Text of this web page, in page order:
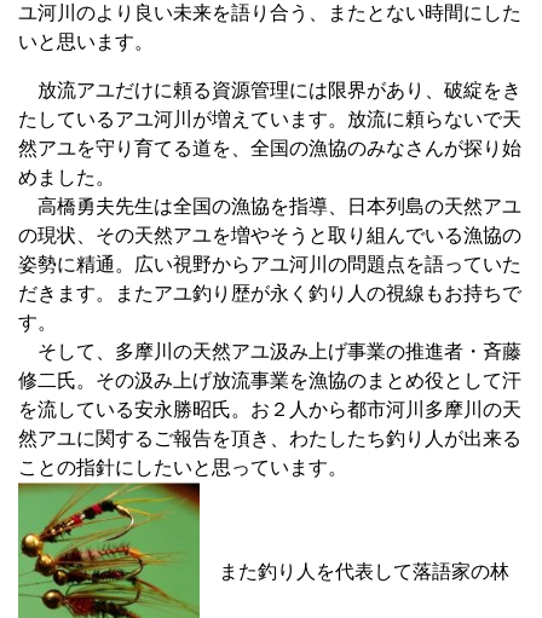
ユ河川のより良い未来を語り合う、またとない時間にした
いと思います。
放流アユだけに頼る資源管理には限界があり、破綻をき
たしているアユ河川が増えています。放流に頼らないで天
然アユを守り育てる道を、全国の漁協のみなさんが探り始
めました。
高橋勇夫先生は全国の漁協を指導、日本列島の天然アユ
の現状、その天然アユを増やそうと取り組んでいる漁協の
姿勢に精通。広い視野からアユ河川の問題点を語っていた
だきます。またアユ釣り歴が永く釣り人の視線もお持ちで
す。
そして、多摩川の天然アユ汲み上げ事業の推進者・斉藤
修二氏。その汲み上げ放流事業を漁協のまとめ役として汗
を流している安永勝昭氏。お２人から都市河川多摩川の天
然アユに関するご報告を頂き、わたしたち釣り人が出来る
ことの指針にしたいと思っています。
また釣り人を代表して落語家の林